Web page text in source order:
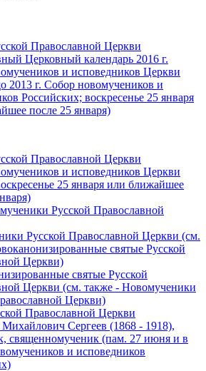
Православной Церкви
Церковный календарь 2016 г.
и исповедников Церкви
2013 г. Собор новомучеников и
Российских; воскресенье 25 января
после 25 января)
Православной Церкви
и исповедников Церкви
25 января или ближайшее
Русской Православной
Русской Православной Церкви (см.
святые Русской
Церкви)
святые Русской
Церкви (см. также - Новомученики
Церкви)
Православной Церкви
Сергеев (1868 - 1918),
священномученик (пам. 27 июня и в
и исповедников